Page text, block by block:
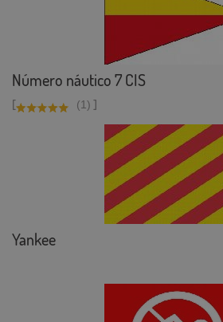
Número náutico 7 CIS
[ (1) ]
Yankee